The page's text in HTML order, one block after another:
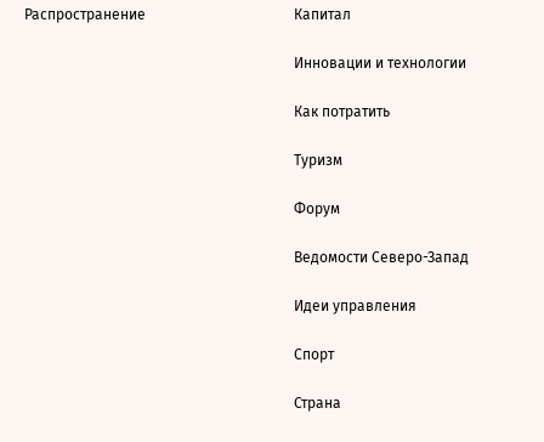
Распространение Капитал
Инновации и технологии
Как потратить
Туризм
Форум
Ведомости Северо-Запад
Идеи управления
Спорт
Страна